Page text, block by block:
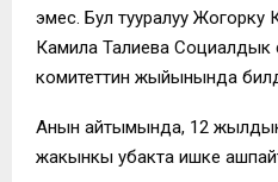
эмес. Бул тууралуу Жогорку
Камила Талиева Социалдык
комитеттин жыйынында
Анын айтымында, 12 жылдык
жакынкы убакта ишке